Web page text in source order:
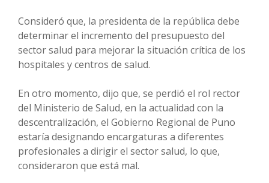
Consideró que, la presidenta de la república debe
determinar el incremento del presupuesto del
sector salud para mejorar la situación crítica de los
hospitales y centros de salud.
En otro momento, dijo que, se perdió el rol rector
del Ministerio de Salud, en la actualidad con la
descentralización, el Gobierno Regional de Puno
estaría designando encargaturas a diferentes
profesionales a dirigir el sector salud, lo que,
consideraron que está mal.